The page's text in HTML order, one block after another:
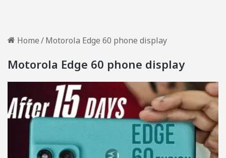
Home/Motorola Edge 60 phone display
Motorola Edge 60 phone display